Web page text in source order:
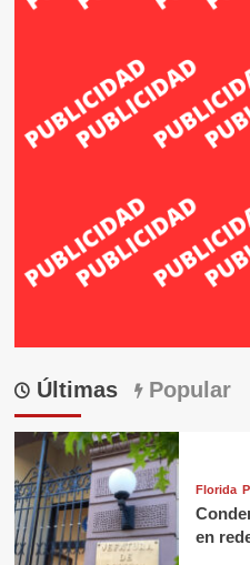
Últimas Popular
Florida
en